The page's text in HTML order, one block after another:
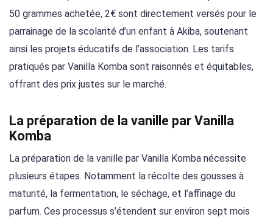
50 grammes achetée, 2€ sont directement versés pour le
parrainage de la scolarité d’un enfant à Akiba, soutenant
ainsi les projets éducatifs de l’association. Les tarifs
pratiqués par Vanilla Komba sont raisonnés et équitables,
offrant des prix justes sur le marché.
La préparation de la vanille par Vanilla
Komba
La préparation de la vanille par Vanilla Komba nécessite
plusieurs étapes. Notamment la récolte des gousses à
maturité, la fermentation, le séchage, et l’affinage du
parfum. Ces processus s’étendent sur environ sept mois